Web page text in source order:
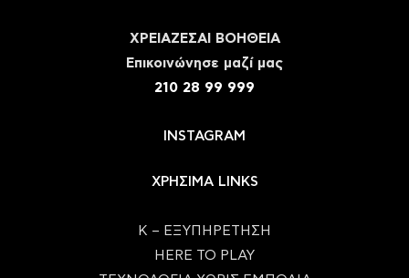
ΧΡΕΙΑΖΕΣΑΙ ΒΟΗΘΕΙΑ
Eπικοινώνησε μαζί μας
210 28 99 999
INSTAGRAM
ΧΡΗΣΙΜΑ LINKS
Κ – ΕΞΥΠΗΡΕΤΗΣΗ
HERE TO PLAY